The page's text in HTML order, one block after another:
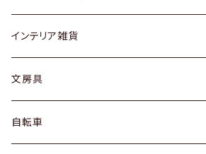
ローテーブル / サイドテーブル
デスク / コンソール
ドレッサー
フロアライト
リング
ピアス / イヤリング
財布
バッグ
アウター
グラス / タンブラー
カップ / マグ
プレート / ボウル
インテリア雑貨
文房具
自転車